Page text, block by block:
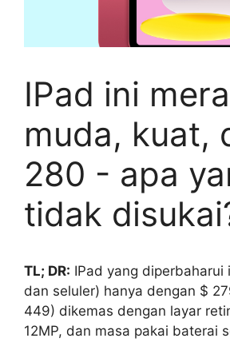
IPad ini
muda, kuat,
280 - apa
tidak
TL; DR: IPad yang diperbaharui
dan seluler) hanya dengan $
449) dikemas dengan layar
12MP, dan masa pakai baterai